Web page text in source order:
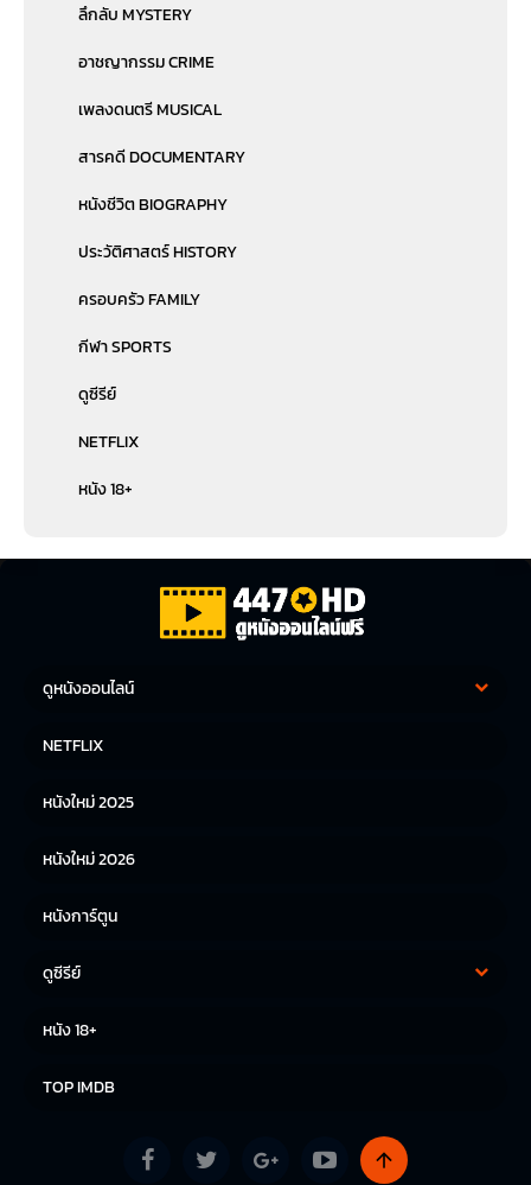
ลึกลับ MYSTERY
อาชญากรรม CRIME
เพลงดนตรี MUSICAL
สารคดี DOCUMENTARY
หนังชีวิต BIOGRAPHY
ประวัติศาสตร์ HISTORY
ครอบครัว FAMILY
กีฬา SPORTS
ดูซีรีย์
NETFLIX
หนัง 18+
ดูหนังออนไลน์
หนังญี่ปุ่น
NETFLIX
หนังใหม่ 2025
หนังใหม่ 2026
หนังการ์ตูน
ดูซีรีย์
หนัง 18+
TOP IMDB